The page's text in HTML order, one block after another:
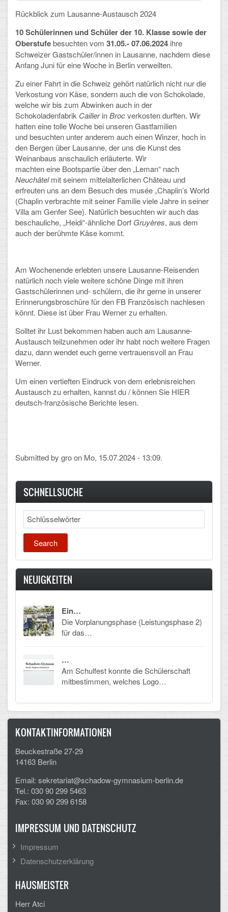
SCHULLEBEN
Kollegium
Schulleitung
Schülervertretung
Gesamtelternvertretung
Sekretariat
Ganztagsschule
Schulsozialarbeit
Berufsorientierung
Arbeitsgemeinschaften
Elternchor
Förderverein
Schulzeitung: Der Gottfried
FÄCHER
Deutsch und Fremdsprachen
Mathematik, Informatik und Naturwissenschaften
Musische Fächer
ORGANISATION
Abitur
Freistellung/Entschuldigung
Kurswahl 10. Kl.
Umwahl 11. Kl.
mPA
CLOUD
Gitlab
Rückblick zum Lausanne-Austausch 2024
10 Schülerinnen und Schüler der 10. Klasse sowie der
Oberstufebesuchten vom 31.05.- 07.06.2024 ihre
Schweizer Gastschüler/innen in Lausanne, nachdem diese
Anfang Juni für eine Woche in Berlin verweilten.
Zu einer Fahrt in die Schweiz gehört natürlich nicht nur die
Verkostung von Käse, sondern auch die von Schokolade,
welche wir bis zum Abwinken auch in der
Schokoladenfabrik CaillerinBrocverkosten durften. Wir
hatten eine tolle Woche bei unseren Gastfamilien
und besuchten unter anderem auch einen Winzer, hoch in
den Bergen über Lausanne, der uns die Kunst des
Weinanbaus anschaulich erläuterte. Wir
machten eine Bootspartie über den „Leman“ nach
Neuchâtelmit seinem mittelalterlichen Château und
erfreuten uns an dem Besuch des musée „Chaplin’s World
(Chaplin verbrachte mit seiner Familie viele Jahre in seiner
Villa am Genfer See). Natürlich besuchten wir auch das
beschauliche, „Heidi“-ähnliche Dorf Gruyères, aus dem
auch der berühmte Käse kommt.
Am Wochenende erlebten unsere Lausanne-Reisenden
natürlich noch viele weitere schöne Dinge mit ihren
Gastschülerinnen und- schülern, die ihr gerne in unserer
Erinnerungsbroschüre für den FB Französisch nachlesen
könnt. Diese ist über Frau Werner zu erhalten.
Solltet ihr Lust bekommen haben auch am Lausanne-
Austausch teilzunehmen oder ihr habt noch weitere Fragen
dazu, dann wendet euch gerne vertrauensvoll an Frau
Werner.
Um einen vertieften Eindruck von dem erlebnisreichen
Austausch zu erhalten, kannst du / können Sie HIER
deutsch-französische Berichte lesen.
Submitted by groon Mo, 15.07.2024 - 13:09.
SCHNELLSUCHE
Search
NEUIGKEITEN
Ein…
Die Vorplanungsphase (Leistungsphase 2)
für das…
…
Am Schulfest konnte die Schülerschaft
mitbestimmen, welches Logo…
KONTAKTINFORMATIONEN
Beuckestraße 27-29
14163 Berlin
Email: sekretariat@schadow-gymnasium-berlin.de
Tel.: 030 90 299 5463
Fax: 030 90 299 6158
IMPRESSUM UND DATENSCHUTZ
Impressum
Datenschutzerklärung
HAUSMEISTER
Herr Atci